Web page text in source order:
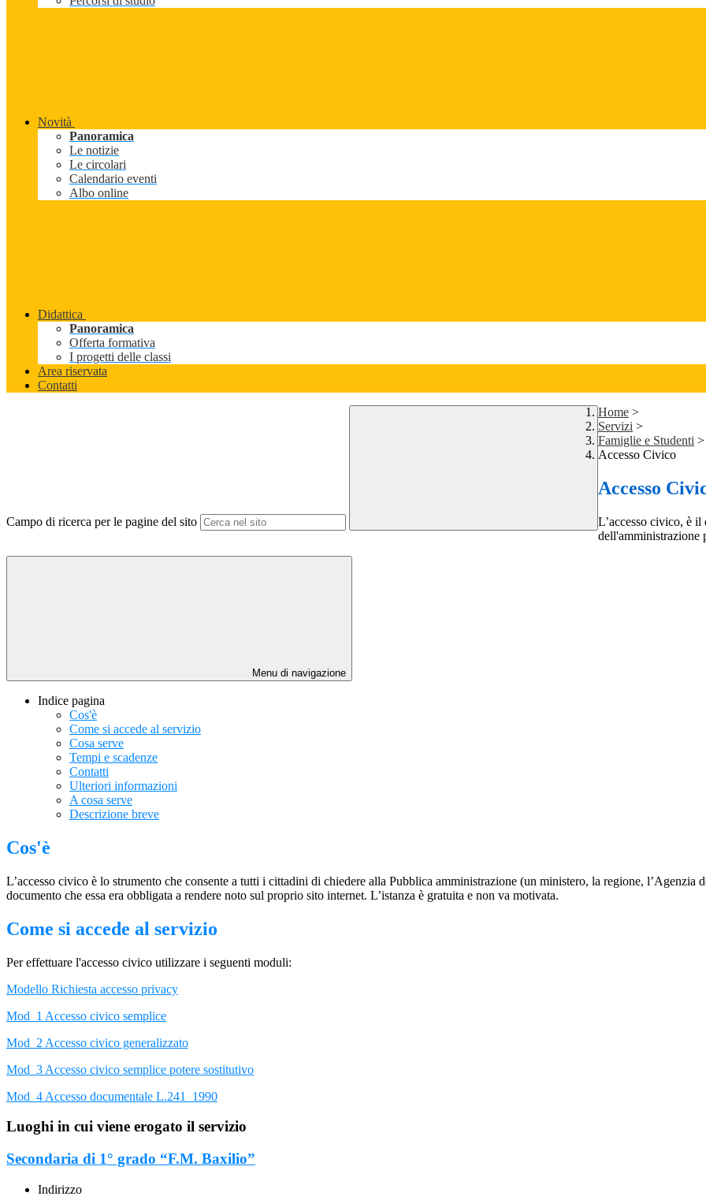
Novità
Panoramica
Le notizie
Le circolari
Calendario eventi
Albo online
Didattica
Panoramica
Offerta formativa
I progetti delle classi
Area riservata
Contatti
Campo di ricerca per le pagine del sito
Home >
Servizi >
Famiglie e Studenti >
Accesso Civico
Accesso
L’accesso civico, è
dell'amministrazione
Menu di navigazione
Indice pagina
Cos'è
Come si accede al servizio
Cosa serve
Tempi e scadenze
Contatti
Ulteriori informazioni
A cosa serve
Descrizione breve
Cos'è
L’accesso civico è lo strumento che consente a tutti i cittadini di chiedere alla Pubblica amministrazione (un ministero, la regione,
documento che essa era obbligata a rendere noto sul proprio sito internet. L’istanza è gratuita e non va motivata.
Come si accede al servizio
Per effettuare l'accesso civico utilizzare i seguenti moduli:
Modello Richiesta accesso privacy
Mod_1 Accesso civico semplice
Mod_2 Accesso civico generalizzato
Mod_3 Accesso civico semplice potere sostitutivo
Mod_4 Accesso documentale L.241_1990
Luoghi in cui viene erogato il servizio
Secondaria di 1° grado “F.M. Baxilio”
Indirizzo